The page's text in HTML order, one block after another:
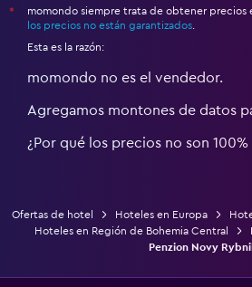
*
momondo siempre trata de obtener precios
los precios no están garantizados
Esta es la razón:
momondo no es el vendedor.
Agregamos montones de datos
¿Por qué los precios no son 100%
Ofertas de hotel Hoteles en Europa
Hoteles en Región de Bohemia Central
Penzion Novy